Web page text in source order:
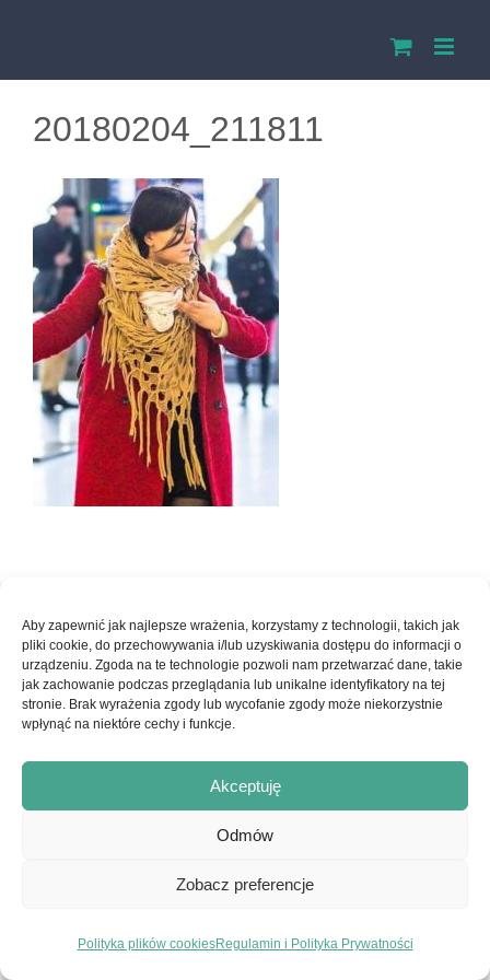
Aby zapewnić jak najlepsze wrażenia, korzystamy z technologii, takich jak
pliki cookie, do przechowywania i/lub uzyskiwania dostępu do informacji o
urządzeniu. Zgoda na te technologie pozwoli nam przetwarzać dane, takie
jak zachowanie podczas przeglądania lub unikalne identyfikatory na tej
stronie. Brak wyrażenia zgody lub wycofanie zgody może niekorzystnie
wpłynąć na niektóre cechy i funkcje.
Akceptuję
Odmów
Zobacz preferencje
Polityka plików cookiesRegulamin i Polityka Prywatności
20180204_211811
© Copyright 2017-2026 - Ars Pro Anima | Strona stworzona z
pasji przezembraceyourlife.pl | Konto Klienta|
Regulamin
serwisu i Polityka Prywatności
FacebookInstagram